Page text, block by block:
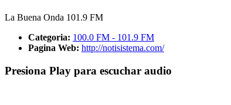
La Buena Onda 101.9 FM
Categoria: 100.0 FM - 101.9 FM
Pagina Web: http://notisistema.com/
Presiona Play para escuchar audio